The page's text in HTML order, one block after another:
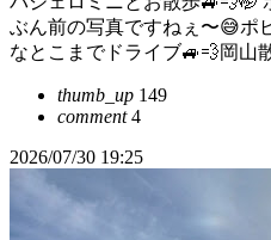
ぶん前の写真ですねぇ〜😅
なとこまでドライブ🚙💨岡
thumb_up 149
comment4
2026/07/30 19:25